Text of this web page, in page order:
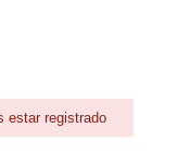
estar registrado